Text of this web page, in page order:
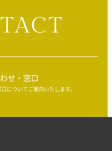
せ・窓口
についてご案内いたします。